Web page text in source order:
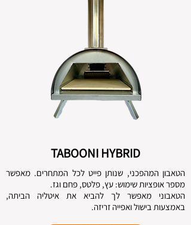
TABOONI HYBRID
הטאבון המהפכני, שנותן פייט לכל המתחרים. מאפשר
מספר אופציות שימוש: עץ, פלטס, פחם וגז.
הטאבוני מאפשר לך להביא את איטליה הביתה,
באמצעות בישול ואפייה זריזה.